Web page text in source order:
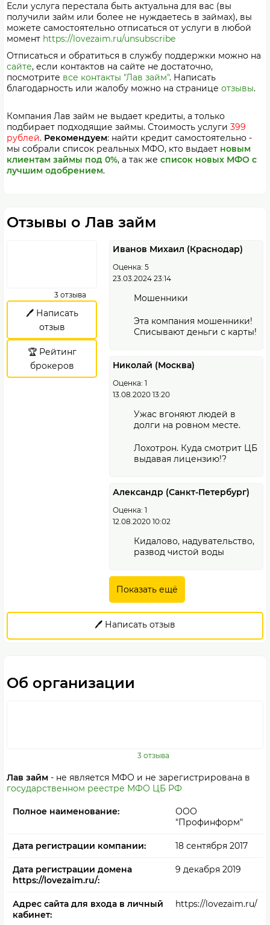
Если услуга перестала быть актуальна для вас (вы
получили займ или более не нуждаетесь в займах), вы
можете самостоятельно отписаться от услуги в любой
момент https://lovezaim.ru/unsubscribe
Отписаться и обратиться в службу поддержки можно на
сайте, если контактов на сайте не достаточно,
посмотрите все контакты "Лав займ". Написать
благодарность или жалобу можно на странице отзывы.
Компания Лав займ не выдает кредиты, а только
подбирает подходящие займы. Стоимость услуги 399
рублей. Рекомендуем: найти кредит самостоятельно -
мы собрали список реальных МФО, кто выдает новым
клиентам займы под 0%, а так же список новых МФО с
лучшим одобрением.
Отзывы о Лав займ
3 отзыва
🖊️ Написать
отзыв
🏆 Рейтинг
брокеров
Иванов Михаил (Краснодар)
Оценка: 5
23.03.2024 23:14
Мошенники
Эта компания мошенники!
Списывают деньги с карты!
Николай (Москва)
Оценка: 1
13.08.2020 13:20
Ужас вгоняют людей в
долги на ровном месте.
Лохотрон. Куда смотрит ЦБ
выдавая лицензию!?
Александр (Санкт-Петербург)
Оценка: 1
12.08.2020 10:02
Кидалово, надувательство,
развод чистой воды
Показать ещё
🖊️ Написать отзыв
Об организации
3 отзыва
Лав займ - не является МФО и не зарегистрирована в
государственном реестре МФО ЦБ РФ
Полное наименование:
ООО
"Профинформ"
Дата регистрации компании: 18 сентября 2017
Дата регистрации домена
https://lovezaim.ru/:
9 декабря 2019
Адрес сайта для входа в личный
кабинет:
https://lovezaim.ru/